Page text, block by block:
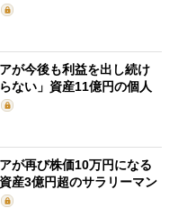
アが今後も利益を出し続け
ない」資産11億円の個人
アが再び株価10万円になる
産3億円超のサラリーマン